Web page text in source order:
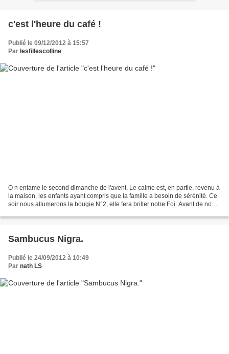
c'est l'heure du café !
Publié le 09/12/2012 à 15:57
Par lesfillescolline
O n entame le second dimanche de l'avent. Le calme est, en partie, revenu à
la maison, les enfants ayant compris que la famille a besoin de sérénité. Ce
soir nous allumerons la bougie N°2, elle fera briller notre Foi. Avant de nourir
Sambucus Nigra.
Publié le 24/09/2012 à 10:49
Par nath LS